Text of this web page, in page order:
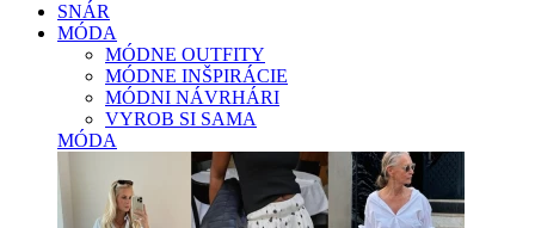
SNÁR
MÓDA
MÓDNE OUTFITY
MÓDNE INŠPIRÁCIE
MÓDNI NÁVRHÁRI
VYROB SI SAMA
MÓDA